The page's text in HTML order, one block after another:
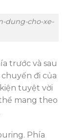
dung-cho-xe-
trước và sau
đi của
tuyệt vời
mang theo
Phía